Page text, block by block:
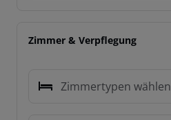
Zimmer & Verpflegung
Zimmertypen wählen